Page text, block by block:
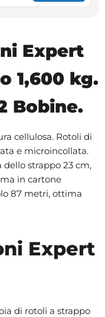
Expert
1,600 kg.
Bobine.
cellulosa. Rotoli di
e microincollata.
strappo 23 cm,
in cartone
87 metri, ottima
Expert
di rotoli a strappo